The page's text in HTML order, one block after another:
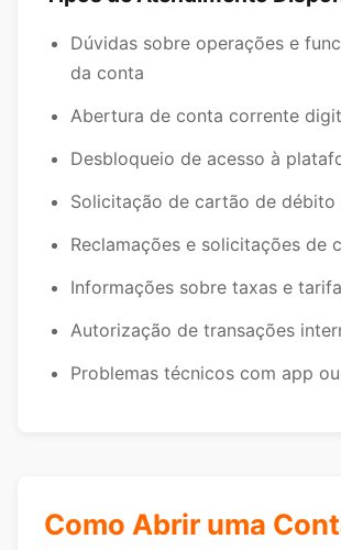
Dúvidas sobre operações e
da conta
Abertura de conta corrente
Desbloqueio de acesso à
Solicitação de cartão de
Reclamações e solicitações de
Informações sobre taxas e
Autorização de transações
Problemas técnicos com app
Como Abrir uma